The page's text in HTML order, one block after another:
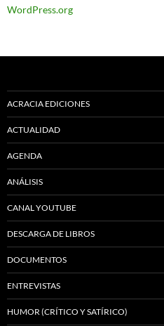
WordPress.org
ACRACIA EDICIONES
ACTUALIDAD
AGENDA
ANÁLISIS
CANAL YOUTUBE
DESCARGA DE LIBROS
DOCUMENTOS
ENTREVISTAS
HUMOR (CRÍTICO Y SATÍRICO)